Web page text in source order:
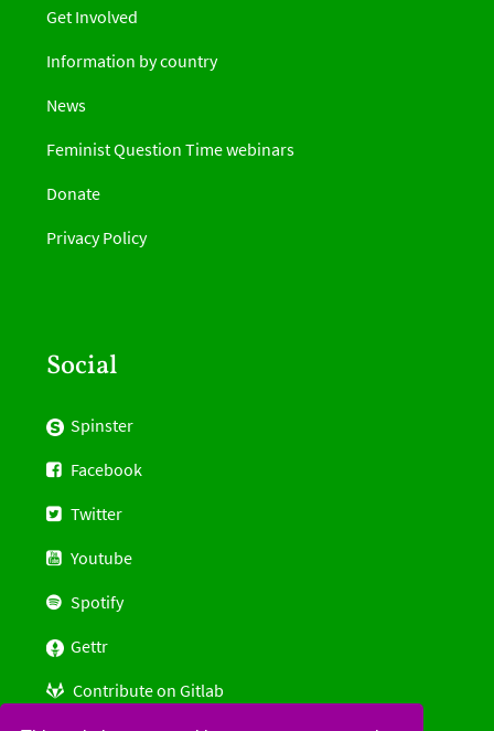
Get Involved
Information by country
News
Feminist Question Time webinars
Donate
Privacy Policy
Social
Spinster
Facebook
Twitter
Youtube
Spotify
Gettr
Contribute on Gitlab